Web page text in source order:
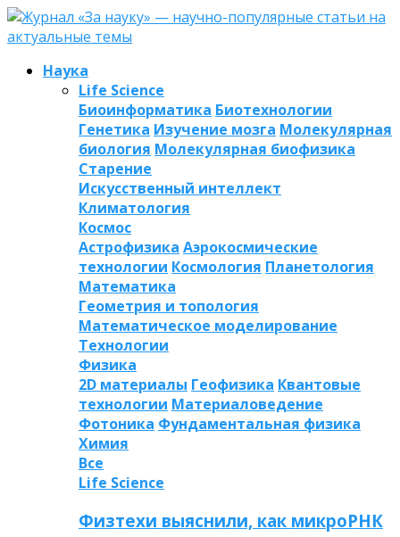
Наука
Life Science
Биоинформатика Биотехнологии
Генетика Изучение мозга Молекулярная
биология Молекулярная биофизика
Старение
Искусственный интеллект
Климатология
Космос
Астрофизика Аэрокосмические
технологии Космология Планетология
Математика
Геометрия и топология
Математическое моделирование
Технологии
Физика
2D материалы Геофизика Квантовые
технологии Материаловедение
Фотоника Фундаментальная физика
Химия
Все
Life Science
Физтехи выяснили, как микроРНК